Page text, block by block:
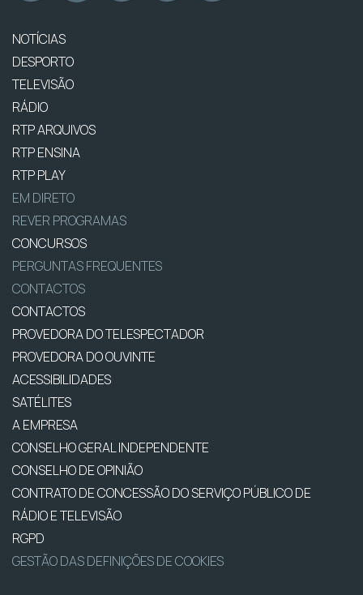
NOTÍCIAS
DESPORTO
TELEVISÃO
RÁDIO
RTP ARQUIVOS
RTP ENSINA
RTP PLAY
EM DIRETO
REVER PROGRAMAS
CONCURSOS
PERGUNTAS FREQUENTES
CONTACTOS
CONTACTOS
PROVEDORA DO TELESPECTADOR
PROVEDORA DO OUVINTE
ACESSIBILIDADES
SATÉLITES
A EMPRESA
CONSELHO GERAL INDEPENDENTE
CONSELHO DE OPINIÃO
CONTRATO DE CONCESSÃO DO SERVIÇO PÚBLICO DE
RÁDIO E TELEVISÃO
RGPD
GESTÃO DAS DEFINIÇÕES DE COOKIES